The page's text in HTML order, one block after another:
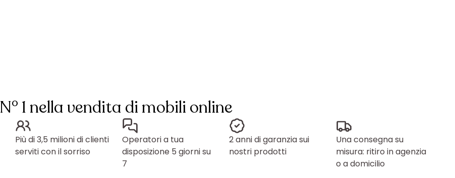
N° 1 nella vendita di mobili online
Più di 3,5 milioni di clienti
serviti con il sorriso
Operatori a tua
disposizione 5 giorni su
7
2 anni di garanzia sui
nostri prodotti
Una consegna su
misura: ritiro in agenzia
o a domicilio